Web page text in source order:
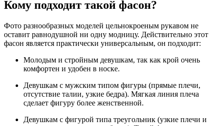
Кому подходит такой фасон?
Фото разнообразных моделей цельнокроеным рукавом не
оставит равнодушной ни одну модницу. Действительно этот
фасон является практически универсальным, он подходит:
Молодым и стройным девушкам, так как крой очень
комфортен и удобен в носке.
Девушкам с мужским типом фигуры (прямые плечи,
отсутствие талии, узкие бедра). Мягкая линия плеча
сделает фигуру более женственной.
Девушкам с фигурой типа треугольник (узкие плечи и